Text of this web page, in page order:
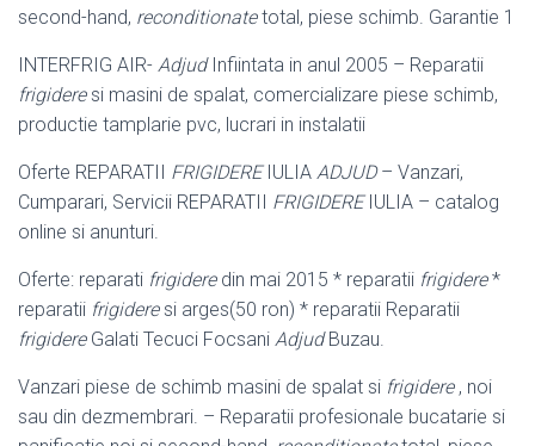
second-hand, reconditionatetotal, piese schimb. Garantie 1
INTERFRIG AIR- AdjudInfiintata in anul 2005 – Reparatii
frigideresi masini de spalat, comercializare piese schimb,
productie tamplarie pvc, lucrari in instalatii
Oferte REPARATII FRIGIDEREIULIA ADJUD– Vanzari,
Cumparari, Servicii REPARATII FRIGIDEREIULIA – catalog
online si anunturi.
Oferte: reparati frigideredin mai 2015 * reparatii frigidere*
reparatii frigideresi arges(50 ron) * reparatii Reparatii
frigidereGalati Tecuci Focsani AdjudBuzau.
Vanzari piese de schimb masini de spalat si frigidere, noi
sau din dezmembrari. – Reparatii profesionale bucatarie si